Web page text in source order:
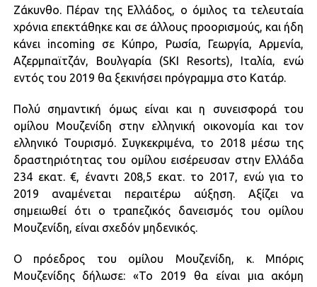
Ζάκυνθο. Πέραν της Ελλάδος, ο όμιλος τα τελευταία
χρόνια επεκτάθηκε και σε άλλους προορισμούς, και ήδη
κάνει incoming σε Κύπρο, Ρωσία, Γεωργία, Αρμενία,
Αζερμπαϊτζάν, Βουλγαρία (SKI Resorts), Ιταλία, ενώ
εντός του 2019 θα ξεκινήσει πρόγραμμα στο Κατάρ.
Πολύ σημαντική όμως είναι και η συνεισφορά του
ομίλου Μουζενίδη στην ελληνική οικονομία και τον
ελληνικό Τουρισμό. Συγκεκριμένα, το 2018 μέσω της
δραστηριότητας του ομίλου εισέρευσαν στην Ελλάδα
234 εκατ. €, έναντι 208,5 εκατ. το 2017, ενώ για το
2019 αναμένεται περαιτέρω αύξηση. Αξίζει να
σημειωθεί ότι ο τραπεζικός δανεισμός του ομίλου
Μουζενίδη, είναι σχεδόν μηδενικός.
Ο πρόεδρος του ομίλου Μουζενίδη, κ. Μπόρις
Μουζενίδης δήλωσε: «Το 2019 θα είναι μια ακόμη